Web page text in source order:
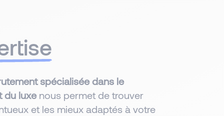
spécialisée dans le
du luxenous permet de trouver
et les mieux adaptés à votre